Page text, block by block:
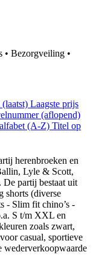
• Bezorgveiling •
Laagste prijs
(aflopend)
(A-Z) Titel op
herenbroeken en
Lyle & Scott,
partij bestaat uit
shorts (diverse
- Slim fit chino’s -
S t/m XXL en
zoals zwart,
casual, sportieve
wederverkoopwaarde